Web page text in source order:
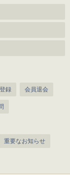
録 会員退会
重要なお知らせ